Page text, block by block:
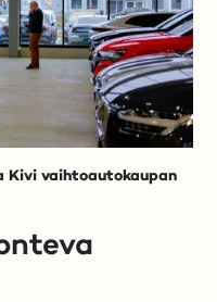
Kivi vaihtoautokaupan